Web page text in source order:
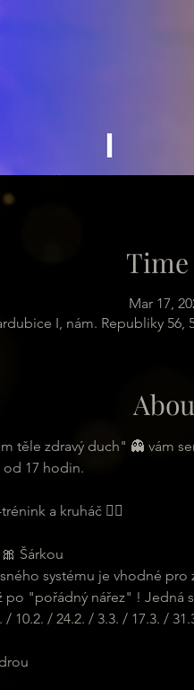
Mar 17,
I, nám. Republiky 56,
těle zdravý duch" 👻 vám
17 hodin.
a kruháč 🏋️‍♂️
Šárkou
systému je vhodné
po "pořádný nářez" ! Jedná
10.2. / 24.2. / 3.3. / 17.3. /